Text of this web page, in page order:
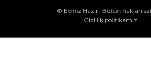
© Eviniz Hazır- Bütün hakları
Gizlilik politikamız